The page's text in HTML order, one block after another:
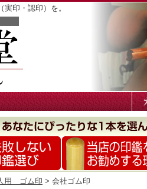
印・認印）を。
用 ゴム印 > 会社ゴム印